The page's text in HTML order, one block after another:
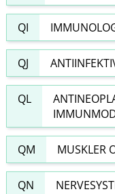
QI
QJ
QL
QM MUSKLER
QN